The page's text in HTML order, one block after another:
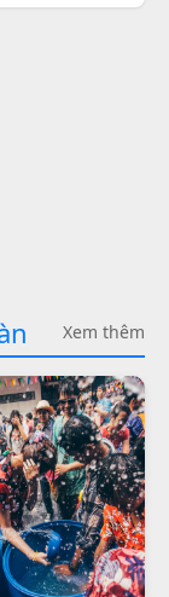
Xem thêm